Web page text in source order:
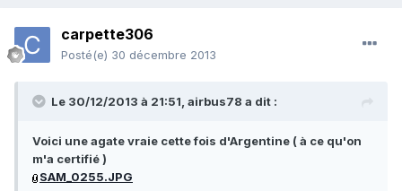
carpette306
Posté(e) 30 décembre 2013
Le 30/12/2013 à 21:51, airbus78 a dit :
Voici une agate vraie cette fois d'Argentine ( à ce qu'on
m'a certifié )
SAM_0255.JPG